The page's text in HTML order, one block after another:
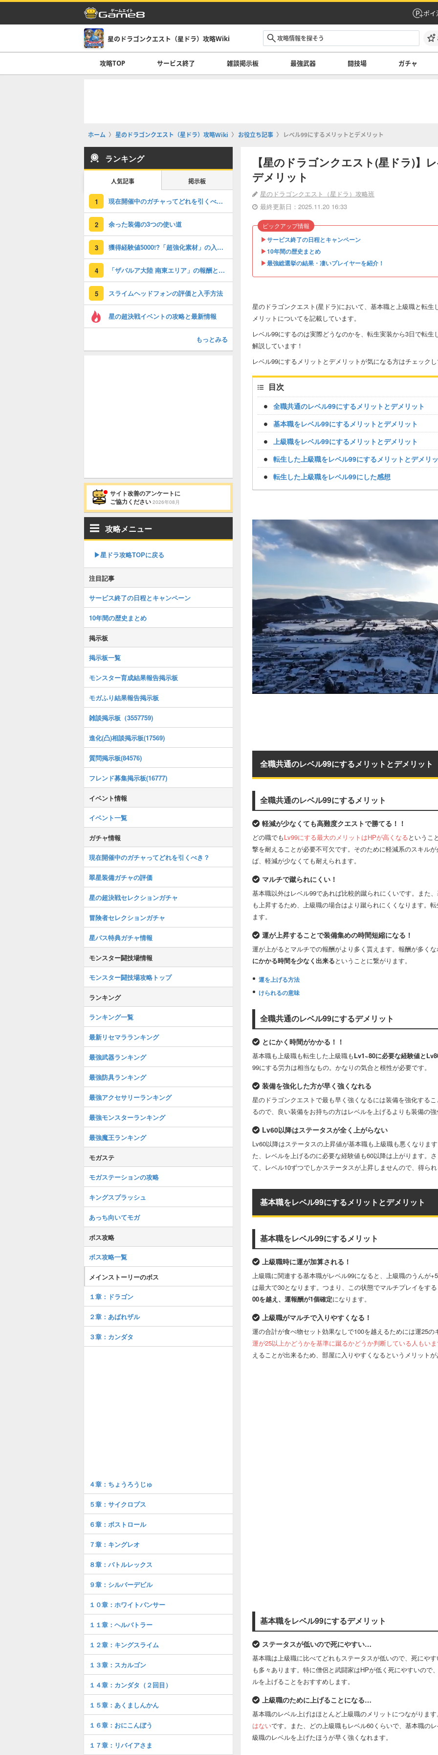
ポイ
星のドラゴンクエスト（星ドラ）攻略Wiki
攻略TOP サービス終了 雑談掲示板 最強武器 闘技場 ガチャ
ホーム 星のドラゴンクエスト（星ドラ）攻略Wiki お役立ち記事 レベル99にするメリットとデメリット
【星のドラゴンクエスト(星ドラ)】
デメリット
星のドラゴンクエスト（星ドラ）攻略班
最終更新日：2025.11.20 16:33
▶︎サービス終了の日程とキャンペーン
▶︎10年間の歴史まとめ
▶︎最強総選挙の結果・凄いプレイヤーを紹介！
ピックアップ情報
星のドラゴンクエスト(星ドラ)において、基本職と上級職と転
メリットについてを記載しています。
レベル99にするのは実際どうなのかを、転生実装から3日で転
解説しています！
レベル99にするメリットとデメリットが気になる方はチェック
目次
全職共通のレベル99にするメリットとデメリット
基本職をレベル99にするメリットとデメリット
上級職をレベル99にするメリットとデメリット
転生した上級職をレベル99にするメリットとデメリ
転生した上級職をレベル99にした感想
全職共通のレベル99にするメリットとデメリット
全職共通のレベル99にするメリット
軽減が少なくても高難度クエストで勝てる！！
どの職でもLv99にする最大のメリットはHPが高くなるというこ
撃を耐えることが必要不可欠です。そのために軽減系のスキル
ば、軽減が少なくても耐えられます。
マルチで蹴られにくい！
基本職以外はレベル99であれば比較的蹴られにくいです。また
も上昇するため、上級職の場合はより蹴られにくくなります。
ます。
運が上昇することで装備集めの時間短縮になる！
運が上がるとマルチでの報酬がより多く貰えます。報酬が多く
にかかる時間を少なく出来るということに繋がります。
運を上げる方法
けられるの意味
全職共通のレベル99にするデメリット
とにかく時間がかかる！！
基本職も上級職も転生した上級職もLv1~80に必要な経験値と
99にする労力は相当なもの。かなりの気合と根性が必要です。
装備を強化した方が早く強くなれる
星のドラゴンクエストで最も早く強くなるには装備を強化する
るので、良い装備をお持ちの方はレベルを上げるよりも装備の
Lv60以降はステータスが全く上がらない
Lv60以降はステータスの上昇値が基本職も上級職も悪くなりま
た、レベルを上げるのに必要な経験値も60以降は上がります。
て、レベル10ずつでしかステータスが上昇しませんので、得ら
基本職をレベル99にするメリットとデメリット
基本職をレベル99にするメリット
上級職時に運が加算される！
上級職に関連する基本職がレベル99になると、上級職のうんが
は最大で30となります。つまり、この状態でマルチプレイをす
00を越え、運報酬が1個確定になります。
上級職がマルチで入りやすくなる！
運の合計が食べ物セット効果なしで100を越えるためには運25
運が25以上かどうかを基準に蹴るかどうか判断している人もい
えることが出来るため、部屋に入りやすくなるというメリット
基本職をレベル99にするデメリット
ステータスが低いので死にやすい…
基本職は上級職に比べてどれもステータスが低いので、死にや
も多々あります。特に僧侶と武闘家はHPが低く死にやすいので
ルを上げることをおすすめします。
上級職のために上げることになる…
基本職のレベル上げはほとんど上級職のメリットにつながりま
はないです。また、どの上級職もレベル60くらいで、基本職の
級職のレベルを上げたほうが早く強くなれます。
ランキング
人気記事 掲示板
1 現在開催中のガチャってどれを引くべき？｜ガチャ情報一覧
2 余った装備の3つの使い道
3 獲得経験値5000!?「超強化素材」の入手方法！
4 「ザバルア大陸 南東エリア」の報酬と獲得経験値
5 スライムヘッドフォンの評価と入手方法
星の超決戦イベントの攻略と最新情報
もっとみる
サイト改善のアンケートに
ご協力ください 2026年08月
攻略メニュー
▶︎星ドラ攻略TOPに戻る
注目記事
サービス終了の日程とキャンペーン
10年間の歴史まとめ
掲示板
掲示板一覧
モンスター育成結果報告掲示板
モガふり結果報告掲示板
雑談掲示板（3557759)
進化(凸)相談掲示板(17569)
質問掲示板(84576)
フレンド募集掲示板(16777)
イベント情報
イベント一覧
ガチャ情報
現在開催中のガチャってどれを引くべき？
翠星装備ガチャの評価
星の超決戦セレクションガチャ
冒険者セレクションガチャ
星パス特典ガチャ情報
モンスター闘技場情報
モンスター闘技場攻略トップ
ランキング
ランキング一覧
最新リセマラランキング
最強武器ランキング
最強防具ランキング
最強アクセサリーランキング
最強モンスターランキング
最強魔王ランキング
モガステ
モガステーションの攻略
キングスプラッシュ
あっち向いてモガ
ボス攻略
ボス攻略一覧
メインストーリーのボス
１章：ドラゴン
２章：あばれザル
３章：カンダタ
４章：ちょうろうじゅ
５章：サイクロプス
６章：ボストロール
７章：キングレオ
８章：バトルレックス
９章：シルバーデビル
１０章：ホワイトパンサー
１１章：ヘルバトラー
１２章：キングスライム
１３章：スカルゴン
１４章：カンダタ（２回目）
１５章：あくましんかん
１６章：おにこんぼう
１７章：リバイアさま